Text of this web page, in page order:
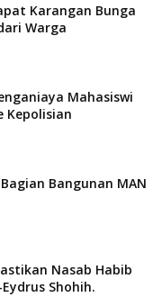
Karangan Bunga
Warga
Mahasiswi
Kepolisian
Bangunan MAN
Nasab Habib
Shohih.